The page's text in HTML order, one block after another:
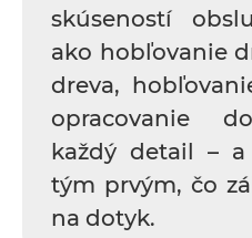
skúseností
ako hobľovanie
dreva,
opracovanie
každý detail –
tým prvým, čo
na dotyk.